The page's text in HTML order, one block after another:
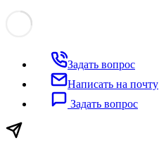
Задать вопрос
Написать на почту
Задать вопрос